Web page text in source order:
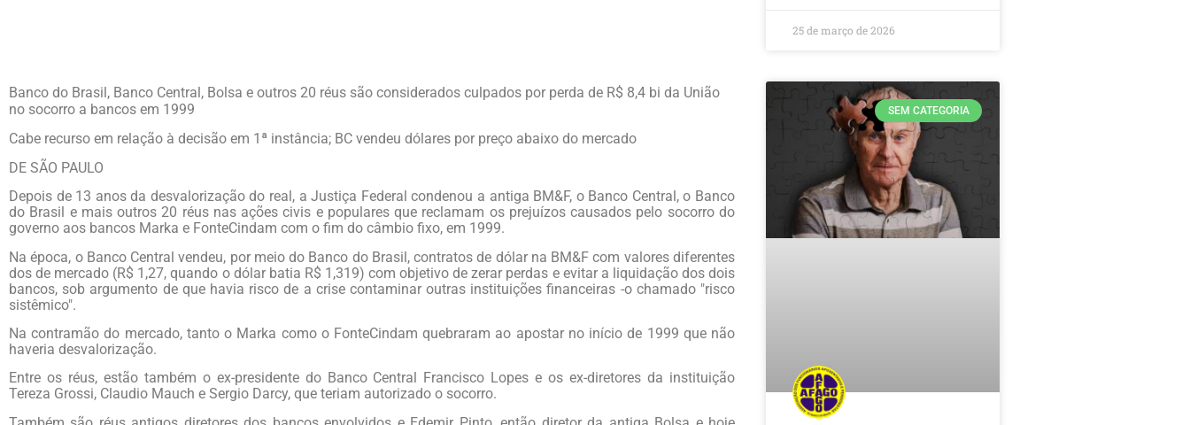
Banco do Brasil, Banco Central, Bolsa e outros 20 réus são considerados culpados por perda de R$ 8,4 bi da União
no socorro a bancos em 1999
Cabe recurso em relação à decisão em 1ª instância; BC vendeu dólares por preço abaixo do mercado
DE SÃO PAULO
Depois de 13 anos da desvalorização do real, a Justiça Federal condenou a antiga BM&F, o Banco Central, o Banco
do Brasil e mais outros 20 réus nas ações civis e populares que reclamam os prejuízos causados pelo socorro do
governo aos bancos Marka e FonteCindam com o fim do câmbio fixo, em 1999.
Na época, o Banco Central vendeu, por meio do Banco do Brasil, contratos de dólar na BM&F com valores diferentes
dos de mercado (R$ 1,27, quando o dólar batia R$ 1,319) com objetivo de zerar perdas e evitar a liquidação dos dois
bancos, sob argumento de que havia risco de a crise contaminar outras instituições financeiras -o chamado "risco
sistêmico".
Na contramão do mercado, tanto o Marka como o FonteCindam quebraram ao apostar no início de 1999 que não
haveria desvalorização.
Entre os réus, estão também o ex-presidente do Banco Central Francisco Lopes e os ex-diretores da instituição
Tereza Grossi, Claudio Mauch e Sergio Darcy, que teriam autorizado o socorro.
25 de março de 2026
SEM CATEGORIA